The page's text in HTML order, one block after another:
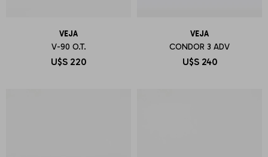
VEJA
V-90 O.T.
U$S 220
VEJA
CONDOR 3 ADV
U$S 240